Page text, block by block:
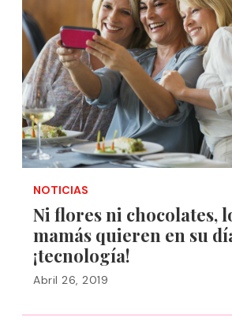
NOTICIAS
Ni flores ni chocolates,
mamás quieren en su
¡tecnología!
Abril 26, 2019